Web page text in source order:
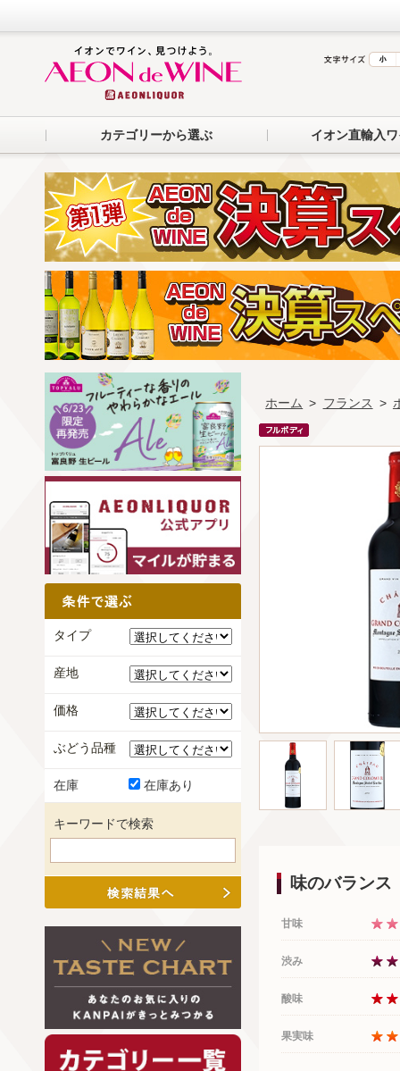
カテゴリーから選ぶ イオン直輸入
ホーム > フランス >
味のバランス
甘味
渋み
酸味
果実味
タイプ
産地
価格
ぶどう品種
在庫 在庫あり
キーワードで検索